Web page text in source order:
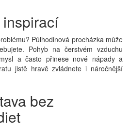
Půlhodinová procházka může
Pohyb na čerstvém vzduchu
a často přinese nové nápady a
jistě hravě zvládnete i náročnější
bez